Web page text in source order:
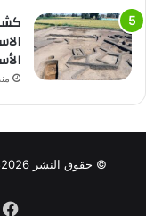
منذ 24
© حقوق النشر 2026، جميع الحقوق محفوظة لموقع أفرو نيوز |